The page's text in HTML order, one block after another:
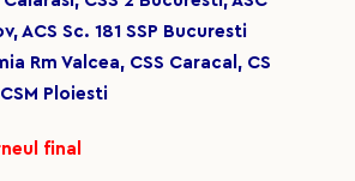
ACS Sc. 181 SSP Bucuresti
Valcea, CSS Caracal, CS
Ploiesti
final